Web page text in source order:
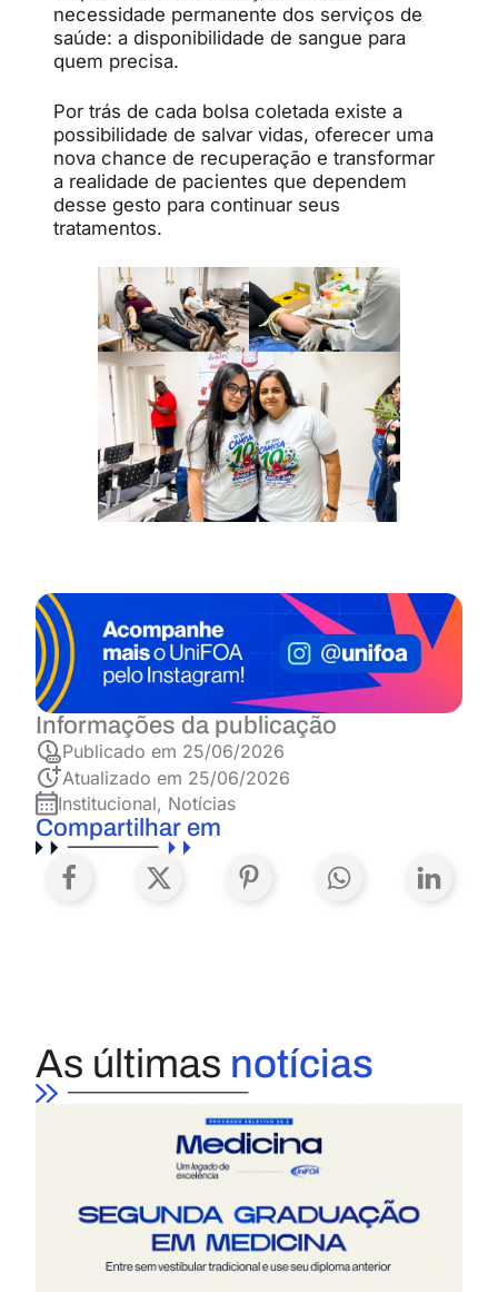
necessidade permanente dos serviços de
saúde: a disponibilidade de sangue para
quem precisa.
Por trás de cada bolsa coletada existe a
possibilidade de salvar vidas, oferecer uma
nova chance de recuperação e transformar
a realidade de pacientes que dependem
desse gesto para continuar seus
tratamentos.
Informações da publicação
Publicado em 25/06/2026
Atualizado em 25/06/2026
Institucional, Notícias
Compartilhar em
As últimas notícias